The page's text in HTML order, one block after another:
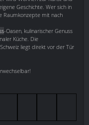
Geschichte. Wer sich in
Raumkonzepte mit nach
-Oasen, kulinarischer Genuss
Küche. Die
liegt direkt vor der Tür